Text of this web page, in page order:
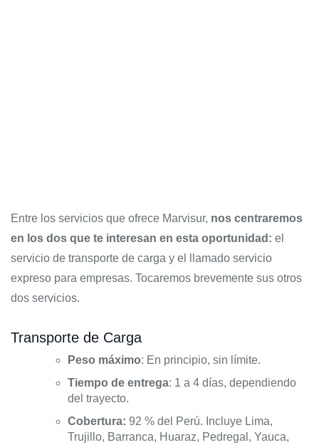
Entre los servicios que ofrece Marvisur, nos centraremos
en los dos que te interesan en esta oportunidad: el
servicio de transporte de carga y el llamado servicio
expreso para empresas. Tocaremos brevemente sus otros
dos servicios.
Transporte de Carga
Peso máximo: En principio, sin límite.
Tiempo de entrega: 1 a 4 días, dependiendo
del trayecto.
Cobertura: 92 % del Perú. Incluye Lima,
Trujillo, Barranca, Huaraz, Pedregal, Yauca,